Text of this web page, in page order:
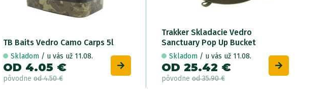
TB Baits Vedro Camo Carps 5l
Skladom / u vás už 11.08.
OD 4.05 €
pôvodneod 4.50 €
Trakker Skladacie Vedro
Sanctuary Pop Up Bucket
Skladom / u vás už 11.08.
OD 25.42 €
pôvodneod 35.90 €